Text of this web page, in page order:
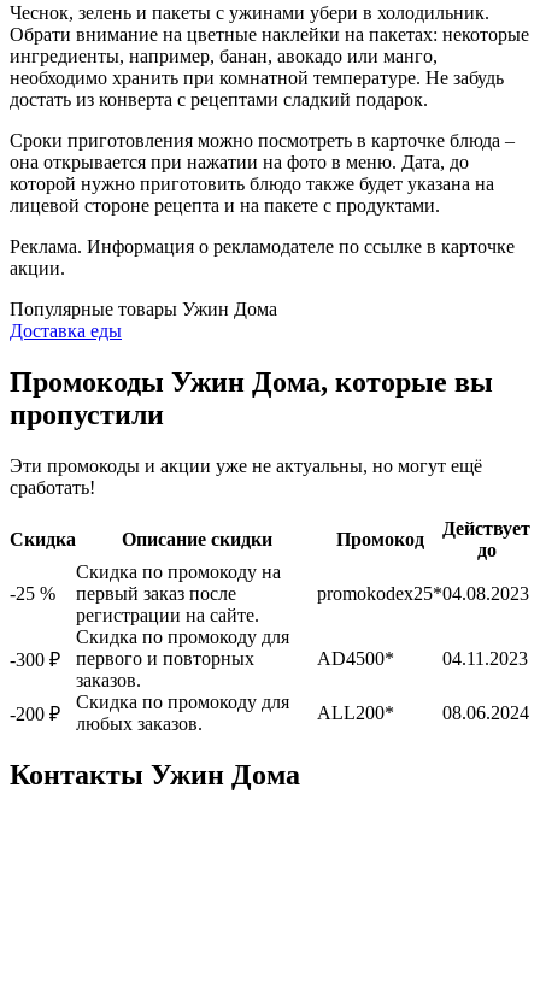
Чеснок, зелень и пакеты с ужинами убери в холодильник.
Обрати внимание на цветные наклейки на пакетах: некоторые
ингредиенты, например, банан, авокадо или манго,
необходимо хранить при комнатной температуре. Не забудь
достать из конверта с рецептами сладкий подарок.
Сроки приготовления можно посмотреть в карточке блюда –
она открывается при нажатии на фото в меню. Дата, до
которой нужно приготовить блюдо также будет указана на
лицевой стороне рецепта и на пакете с продуктами.
Реклама. Информация о рекламодателе по ссылке в карточке
акции.
Популярные товары Ужин Дома
Доставка еды
Промокоды Ужин Дома, которые вы
пропустили
Эти промокоды и акции уже не актуальны, но могут ещё
сработать!
Скидка Описание скидки Промокод
Действует
до
-25 %
Скидка по промокоду на
первый заказ после
регистрации на сайте.
promokodex25*04.08.2023
-300 ₽
Скидка по промокоду для
первого и повторных
заказов.
AD4500* 04.11.2023
-200 ₽
Скидка по промокоду для
любых заказов.
ALL200* 08.06.2024
Контакты Ужин Дома